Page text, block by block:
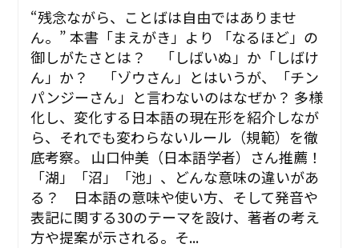
“残念ながら、ことばは自由ではありませ
ん。” ――本書「まえがき」より 「なるほど」の
御しがたさとは？ 「しばいぬ」か「しばけ
ん」か？ 「ゾウさん」とはいうが、「チン
パンジーさん」と言わないのはなぜか？ 多様
化し、変化する日本語の現在形を紹介しなが
ら、それでも変わらないルール（規範）を徹
底考察。 山口仲美（日本語学者）さん推薦！
「湖」「沼」「池」、どんな意味の違いがあ
る？ 日本語の意味や使い方、そして発音や
表記に関する30のテーマを設け、著者の考え
方や提案が示される。そ...